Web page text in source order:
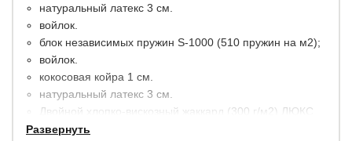
натуральный латекс 3 см.
войлок.
блок независимых пружин S-1000 (510 пружин на м2);
войлок.
кокосовая койра 1 см.
натуральный латекс 3 см.
Двойной хлопко-вискозный жаккард (300 г/м2) ЛЮКС
высота: 22 см.
Развернуть